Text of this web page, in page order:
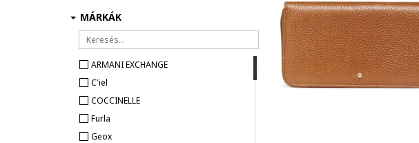
MÁRKÁK
ARMANI EXCHANGE
C'iel
COCCINELLE
Furla
Geox